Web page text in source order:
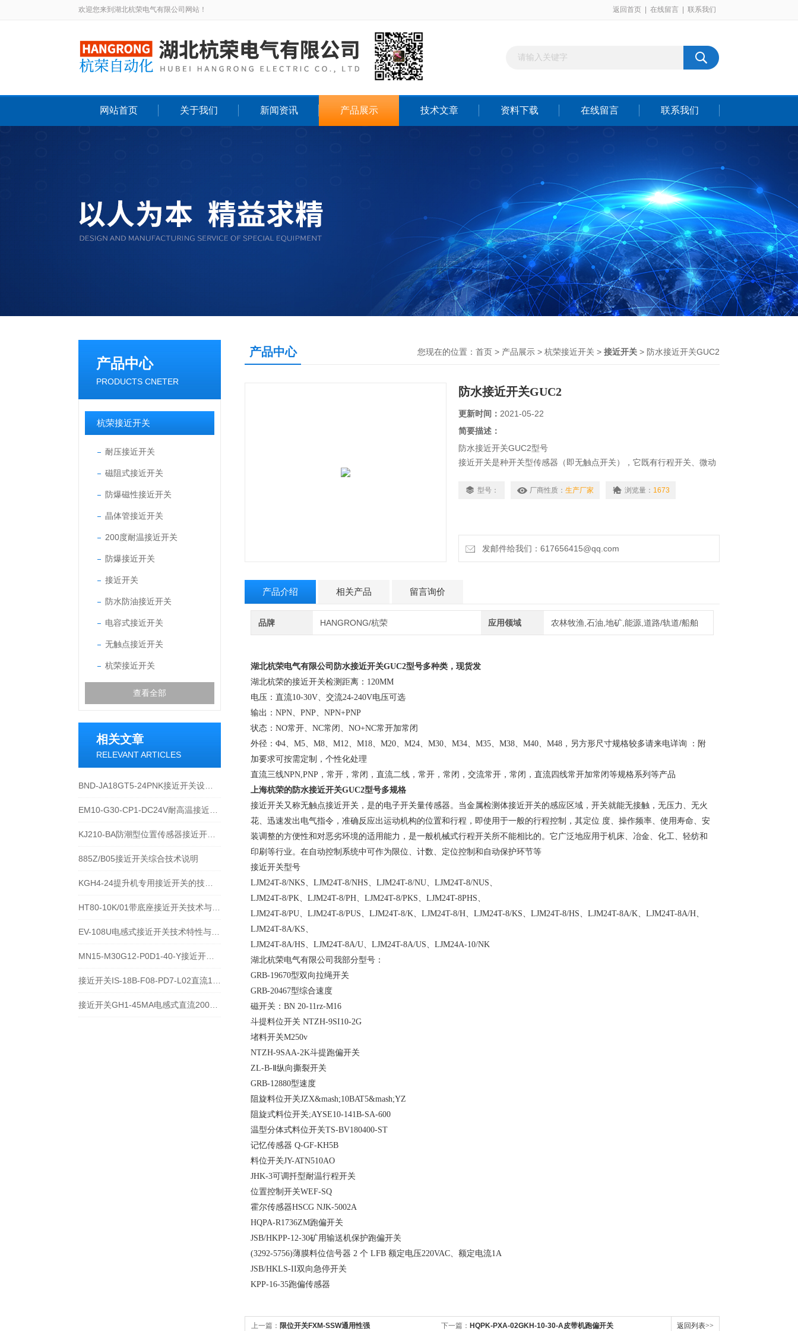
欢迎您来到湖北杭荣电气有限公司网站！ 返回首页 在线留言 联系我们
网站首页 关于我们 新闻资讯 产品展示 技术文章 资料下载 在线留言 联系我们
产品中心
PRODUCTS CNETER
杭荣接近开关
耐压接近开关
磁阻式接近开关
防爆磁性接近开关
晶体管接近开关
200度耐温接近开关
防爆接近开关
接近开关
防水防油接近开关
电容式接近开关
无触点接近开关
杭荣接近开关
查看全部
相关文章
RELEVANT ARTICLES
885Z/B05接近开关综合技术说明
产品中心 您现在的位置： 首页 > 产品展示 > 杭荣接近开关 > 接近开关 > 防水接近开关GUC2
防水接近开关GUC2
更新时间： 2021-05-22
简要描述：
防水接近开关GUC2型号
接近开关是种开关型传感器（即无触点开关），它既有行程开关、微动
用寿命长，能力强等、并有防水、防震、耐腐蚀等特点。产品有电感
型号： 厂商性质： 生产厂家 浏览量： 1673
发邮件给我们：617656415@qq.com
产品介绍 相关产品 留言询价
品牌 HANGRONG/杭荣 应用领域 农林牧渔,石油,地矿,能源,道路/轨道/船舶
湖北杭荣电气有限公司 防水接近开关GUC2型号多种类，现货发
湖北杭荣的接近开关检测距离：120MM
电压：直流10-30V、交流24-240V电压可选
输出：NPN、PNP、NPN+PNP
状态：NO常开、NC常闭、NO+NC常开加常闭
外径：Φ4、M5、M8、M12、M18、M20、M24、M30、M34、M35、M38、M40、M48，另方形尺寸规格较多请来电详询 ：附
加要求可按需定制，个性化处理
直流三线NPN,PNP，常开，常闭，直流二线，常开，常闭，交流常开，常闭，直流四线常开加常闭等规格系列等产品
上海杭荣的防水接近开关GUC2型号多规格
接近开关又称无触点接近开关，是的电子开关量传感器。当金属检测体接近开关的感应区域，开关就能无接触，无压力、无火
花、迅速发出电气指令，准确反应出运动机构的位置和行程，即使用于一般的行程控制，其定位 度、操作频率、使用寿命、安
装调整的方便性和对恶劣环境的适用能力，是一般机械式行程开关所不能相比的。它广泛地应用于机床、冶金、化工、轻纺和
印刷等行业。在自动控制系统中可作为限位、计数、定位控制和自动保护环节等
接近开关型号
LJM24T-8/NKS、LJM24T-8/NHS、LJM24T-8/NU、LJM24T-8/NUS、
LJM24T-8/PK、LJM24T-8/PH、LJM24T-8/PKS、LJM24T-8PHS、
LJM24T-8/PU、LJM24T-8/PUS、LJM24T-8/K、LJM24T-8/H、LJM24T-8/KS、LJM24T-8/HS、LJM24T-8A/K、LJM24T-8A/H、
LJM24T-8A/KS、
LJM24T-8A/HS、LJM24T-8A/U、LJM24T-8A/US、LJM24A-10/NK
湖北杭荣电气有限公司我部分型号：
GRB-19670型双向拉绳开关
GRB-20467型综合速度
磁开关：BN 20-11rz-M16
斗提料位开关 NTZH-9SI10-2G
堵料开关M250v
NTZH-9SAA-2K斗提跑偏开关
ZL-B-Ⅱ纵向撕裂开关
GRB-12880型速度
阻旋料位开关JZX&mash;10BAT5&mash;YZ
阻旋式料位开关;AYSE10-141B-SA-600
温型分体式料位开关TS-BV180400-ST
记忆传感器 Q-GF-KH5B
料位开关JY-ATN510AO
JHK-3可调扦型耐温行程开关
位置控制开关WEF-SQ
霍尔传感器HSCG NJK-5002A
HQPA-R1736ZM跑偏开关
JSB/HKPP-12-30矿用输送机保护跑偏开关
(3292-5756)薄膜料位信号器 2 个 LFB 额定电压220VAC、额定电流1A
JSB/HKLS-II双向急停开关
KPP-16-35跑偏传感器
上一篇： 限位开关FXM-SSW通用性强 下一篇： HQPK-PXA-02GKH-10-30-A皮带机跑偏开关 返回列表>>